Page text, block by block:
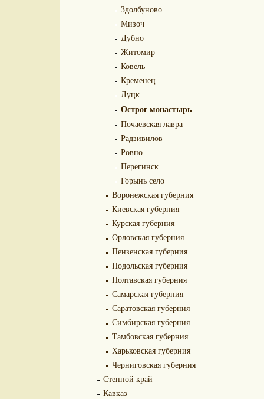
Здолбуново
Мизоч
Дубно
Житомир
Ковель
Кременец
Луцк
Острог монастырь
Почаевская лавра
Радзивилов
Ровно
Перегинск
Горынь село
Воронежская губерния
Киевская губерния
Курская губерния
Орловская губерния
Пензенская губерния
Подольская губерния
Полтавская губерния
Самарская губерния
Саратовская губерния
Симбирская губерния
Тамбовская губерния
Харьковская губерния
Черниговская губерния
Степной край
Кавказ